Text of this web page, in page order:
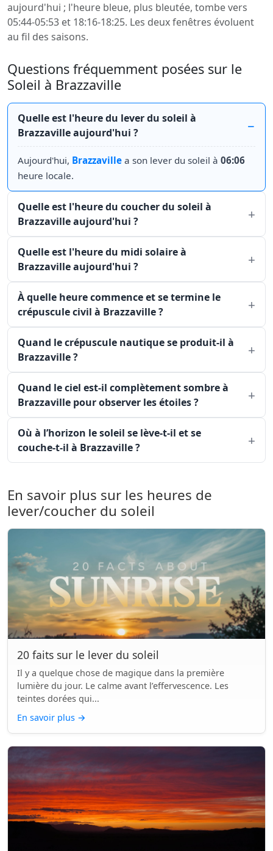
aujourd'hui ; l'heure bleue, plus bleutée, tombe vers
05:44-05:53 et 18:16-18:25. Les deux fenêtres évoluent
au fil des saisons.
Questions fréquemment posées sur le
Soleil à Brazzaville
Quelle est l'heure du lever du soleil à
Brazzaville aujourd'hui ?
Aujourd'hui, Brazzaville a son lever du soleil à 06:06
heure locale.
Quelle est l'heure du coucher du soleil à
Brazzaville aujourd'hui ?
Quelle est l'heure du midi solaire à
Brazzaville aujourd'hui ?
À quelle heure commence et se termine le
crépuscule civil à Brazzaville ?
Quand le crépuscule nautique se produit-il à
Brazzaville ?
Quand le ciel est-il complètement sombre à
Brazzaville pour observer les étoiles ?
Où à l’horizon le soleil se lève-t-il et se
couche-t-il à Brazzaville ?
En savoir plus sur les heures de
lever/coucher du soleil
20 faits sur le lever du soleil
Il y a quelque chose de magique dans la première
lumière du jour. Le calme avant l’effervescence. Les
teintes dorées qui...
En savoir plus →